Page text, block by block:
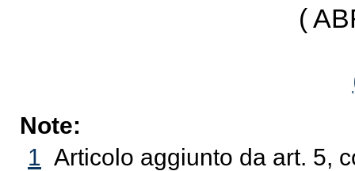
(
Note:
1 Articolo aggiunto da art. 5,